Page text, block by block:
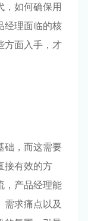
，如何确保用
经理面临的核
方面入手，才
础，而这需要
接有效的方
，产品经理能
需求痛点以及